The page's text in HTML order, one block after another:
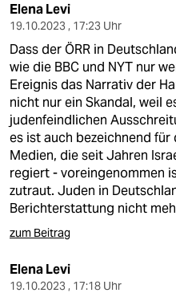
Elena Levi
19.10.2023 , 17:23 Uhr
Dass der ÖRR in
wie die BBC und NYT nur
Ereignis das Narrativ der
nicht nur ein Skandal, weil
judenfeindlichen
es ist auch bezeichnend
Medien, die seit Jahren
regiert - voreingenommen
zutraut. Juden in
Berichterstattung nicht
zum Beitrag
Elena Levi
19.10.2023 , 17:18 Uhr